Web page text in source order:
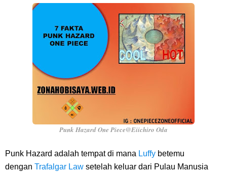
Profil Anwar Hafid, Politisi Yang Mernjadi Gubernur Provinsi Sulawesi
Tengah
Resep Pesmol Ikan Mas, Makanan Khas Sunda Dengan Rasa Yang
Arti Bendera Barbados, Negara Kepulauan Yang Terletak Di Kawasan
Karibia
Cara Daftar Danamon Mobile Banking, Mudah Banget Dan Lengkap
Punk Hazard One Piece@Eiichiro Oda
Punk Hazard adalah tempat di mana Luffy betemu
dengan Trafalgar Law setelah keluar dari Pulau Manusia